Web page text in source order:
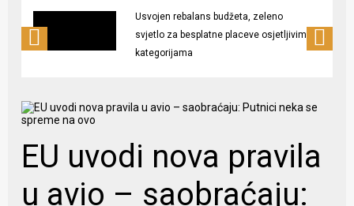
Usvojen rebalans budžeta, zeleno
svjetlo za besplatne placeve osjetljivim
kategorijama
EU uvodi nova pravila
u avio – saobraćaju: